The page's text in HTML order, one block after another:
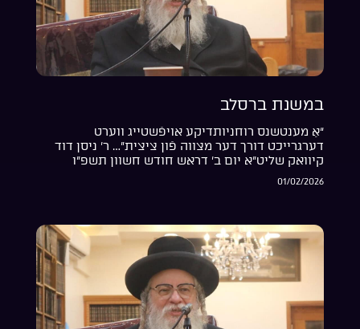
במשנת ברסלב
“אַ מענטשנס רוחניותדיקע אויפֿשטייג ווערט
דערגרייכט דורך דער מצווה פֿון ציצית”… ר’ ניסן דוד
קיוואק שליט”א יום ב’ דראש חודש חשוון תשפ”ו
01/02/2026